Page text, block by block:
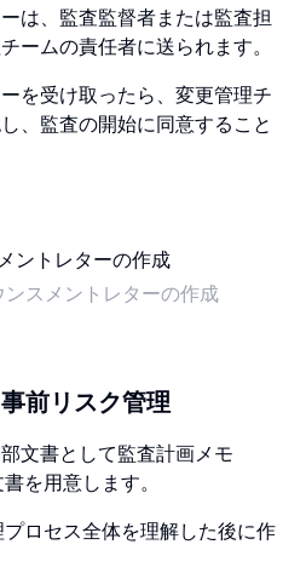
は、監査監督者または監査担
ームの責任者に送られます。
を受け取ったら、変更管理チ
、監査の開始に同意すること
スメントレターの作成
前リスク管理
文書として監査計画メモ
を用意します。
ロセス全体を理解した後に作